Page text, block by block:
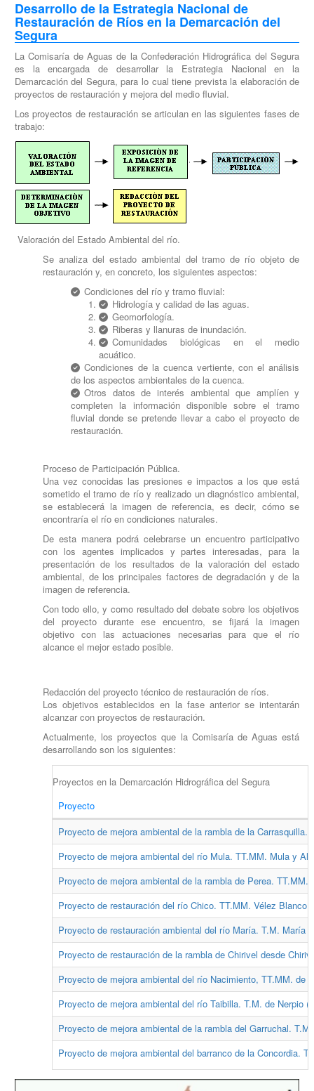
Desarrollo de la Estrategia Nacional de
Restauración de Ríos en la Demarcación del
Segura
La Comisaría de Aguas de la Confederación Hidrográfica del Segura
es la encargada de desarrollar la Estrategia Nacional en la
Demarcación del Segura, para lo cual tiene prevista la elaboración de
proyectos de restauración y mejora del medio fluvial.
Los proyectos de restauración se articulan en las siguientes fases de
trabajo:
Valoración del Estado Ambiental del río.
Se analiza del estado ambiental del tramo de río objeto de
restauración y, en concreto, los siguientes aspectos:
Condiciones del río y tramo fluvial:
Hidrología y calidad de las aguas.
Geomorfología.
Riberas y llanuras de inundación.
Comunidades biológicas en el medio
acuático.
Condiciones de la cuenca vertiente, con el análisis
de los aspectos ambientales de la cuenca.
Otros datos de interés ambiental que amplíen y
completen la información disponible sobre el tramo
fluvial donde se pretende llevar a cabo el proyecto de
restauración.
Proceso de Participación Pública.
Una vez conocidas las presiones e impactos a los que está
sometido el tramo de río y realizado un diagnóstico ambiental,
se establecerá la imagen de referencia, es decir, cómo se
encontraría el río en condiciones naturales.
De esta manera podrá celebrarse un encuentro participativo
con los agentes implicados y partes interesadas, para la
presentación de los resultados de la valoración del estado
ambiental, de los principales factores de degradación y de la
imagen de referencia.
Con todo ello, y como resultado del debate sobre los objetivos
del proyecto durante ese encuentro, se fijará la imagen
objetivo con las actuaciones necesarias para que el río
alcance el mejor estado posible.
Redacción del proyecto técnico de restauración de ríos.
Los objetivos establecidos en la fase anterior se intentarán
alcanzar con proyectos de restauración.
Actualmente, los proyectos que la Comisaría de Aguas está
desarrollando son los siguientes:
Proyectos en la Demarcación Hidrográfica del Segura
Proyecto
Proyecto de mejora ambiental de la rambla de la Carrasquilla.
Proyecto de mejora ambiental del río Mula. TT.MM. Mula y
Proyecto de mejora ambiental de la rambla de Perea. TT.MM.
Proyecto de restauración del río Chico. TT.MM. Vélez Blanco
Proyecto de restauración ambiental del río María. T.M. María
Proyecto de restauración de la rambla de Chirivel desde
Proyecto de mejora ambiental del río Nacimiento, TT.MM. de
Proyecto de mejora ambiental del río Taibilla. T.M. de Nerpio
Proyecto de mejora ambiental de la rambla del Garruchal.
Proyecto de mejora ambiental del barranco de la Concordia.